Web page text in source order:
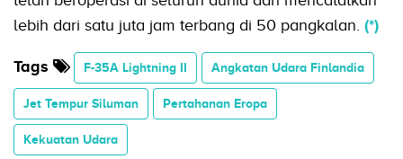
lebih dari satu juta jam terbang di 50 pangkalan. (*)
Tags F-35A Lightning II Angkatan Udara Finlandia
Jet Tempur Siluman Pertahanan Eropa
Kekuatan Udara